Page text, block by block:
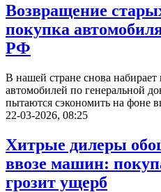
Возвращение
покупка
РФ
В нашей стране снова набирает
автомобилей по генеральной
пытаются сэкономить на фоне
22-03-2026, 08:25
Хитрые дилеры
ввозе машин:
грозит ущерб